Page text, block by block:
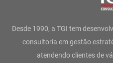
g
r
o
o
e
r
Desde 1990, a TGI tem
consultoria em gestão
atendendo clientes de